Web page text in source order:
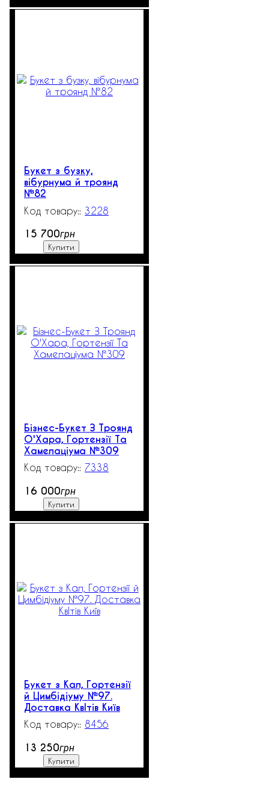
Букет з бузку,
вібурнума й троянд
№82
3228
15 700грн
Купити
Бізнес-Букет З Троянд
О'Хара, Гортензії Та
Хамелаціума №309
7338
16 000грн
Купити
Букет з Кал, Гортензії
й Цимбідіуму №97.
Доставка КвІтів Київ
8456
13 250грн
Купити